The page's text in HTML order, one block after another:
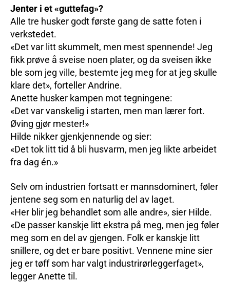
Jenter i et «guttefag»?
Alle tre husker godt første gang de satte foten i
verkstedet.
«Det var litt skummelt, men mest spennende! Jeg
fikk prøve å sveise noen plater, og da sveisen ikke
ble som jeg ville, bestemte jeg meg for at jeg skulle
klare det», forteller Andrine.
Anette husker kampen mot tegningene:
«Det var vanskelig i starten, men man lærer fort.
Øving gjør mester!»
Hilde nikker gjenkjennende og sier:
«Det tok litt tid å bli husvarm, men jeg likte arbeidet
fra dag én.»
Selv om industrien fortsatt er mannsdominert, føler
jentene seg som en naturlig del av laget.
«Her blir jeg behandlet som alle andre», sier Hilde.
«De passer kanskje litt ekstra på meg, men jeg føler
meg som en del av gjengen. Folk er kanskje litt
snillere, og det er bare positivt. Vennene mine sier
jeg er tøff som har valgt industrirørleggerfaget»,
legger Anette til.